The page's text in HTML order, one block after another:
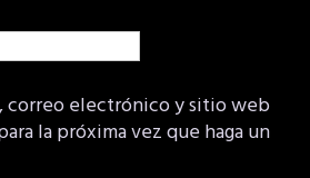
correo electrónico y sitio web
la próxima vez que haga un